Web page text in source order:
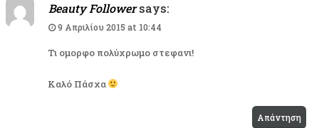
Beauty Follower says:
9 Απριλίου 2015 at 10:44
Τι ομορφο πολύχρωμο στεφανι!
Καλό Πάσχα
Απάντηση